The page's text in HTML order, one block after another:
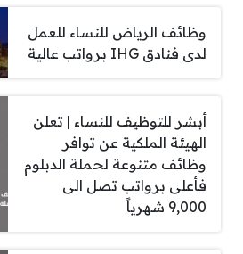
وظائف الرياض للنساء للعمل
لدى فنادق IHG برواتب عالية
أبشر للتوظيف للنساء | تعلن
الهيئة الملكية عن توافر
وظائف متنوعة لحملة الدبلوم
فأعلى برواتب تصل الى
9,000 شهرياً